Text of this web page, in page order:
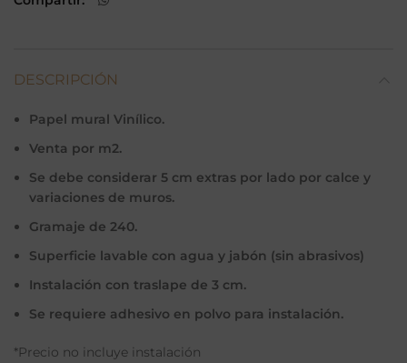
DESCRIPCIÓN
Papel mural Vinílico.
Venta por m2.
Se debe considerar 5 cm extras por lado por calce y
variaciones de muros.
Gramaje de 240.
Superficie lavable con agua y jabón (sin abrasivos)
Instalación con traslape de 3 cm.
Se requiere adhesivo en polvo para instalación.
*Precio no incluye instalación